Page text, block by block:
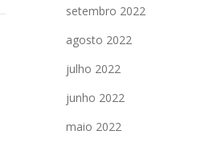
setembro 2022
agosto 2022
julho 2022
junho 2022
maio 2022